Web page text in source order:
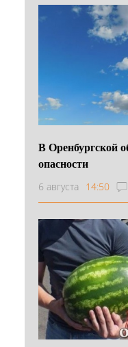
В Оренбургской
опасности
6 августа 14:50